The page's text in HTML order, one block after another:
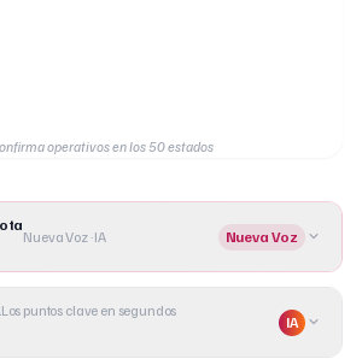
operativos en los 50 estados
Nueva Voz · IA Nueva Voz
Los puntos clave en segundos
IA